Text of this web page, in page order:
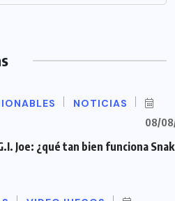
NOTICIAS
08/
Joe: ¿qué tan bien funciona